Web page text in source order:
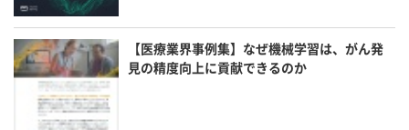
【医療業界事例集】なぜ機械学習は、がん発
見の精度向上に貢献できるのか